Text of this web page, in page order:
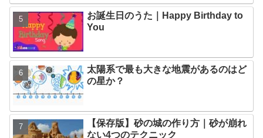
お誕生日のうた｜Happy Birthday to
You
太陽系で最も大きな地震があるのはど
の星か？
【保存版】砂の城の作り方｜砂が崩れ
ない4つのテクニック